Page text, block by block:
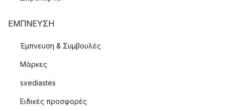
ΈΜΠΝΕΥΣΗ
Έμπνευση & Συμβουλές
Μάρκες
sxediastes
Ειδικές προσφορές